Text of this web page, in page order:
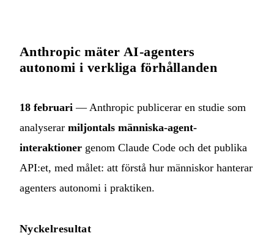
Anthropic mäter AI-agenters
autonomi i verkliga förhållanden
18 februari — Anthropic publicerar en studie som
analyserar miljontals människa-agent-
interaktioner genom Claude Code och det publika
API:et, med målet: att förstå hur människor hanterar
agenters autonomi i praktiken.
Nyckelresultat